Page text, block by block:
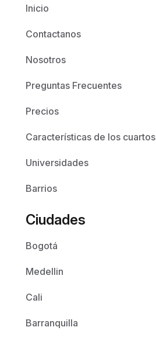
Inicio
Contactanos
Nosotros
Preguntas Frecuentes
Precios
Características de los cuartos
Universidades
Barrios
Ciudades
Bogotá
Medellin
Cali
Barranquilla